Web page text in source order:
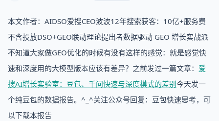
本文作者：AIDSO爱搜CEO波波12年搜索获客：10亿+服务费
不含投放DSO+GEO联动理论提出者数据驱动 GEO 增长实战派
不知道大家做GEO优化的时候有没有这样的感觉：就是感觉快
速和深度用的大模型版本应该有差异？之前发过一篇文章： 爱
搜AI增长实验室：豆包、千问快速与深度模式的差别今天发一
个纯豆包的数据报告。^_^关注公众号回复：豆包快速思考，可
以下载本报告